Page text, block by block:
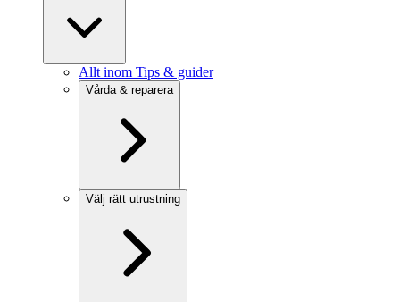
Allt inom Tips & guider
Vårda & reparera
Välj rätt utrustning